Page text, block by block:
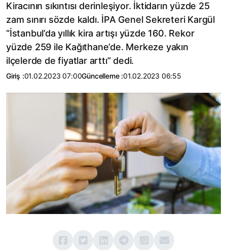
Kiracının sıkıntısı derinleşiyor. İktidarın yüzde 25
zam sınırı sözde kaldı. İPA Genel Sekreteri Kargül
“İstanbul’da yıllık kira artışı yüzde 160. Rekor
yüzde 259 ile Kağıthane’de. Merkeze yakın
ilçelerde de fiyatlar arttı” dedi.
Giriş :01.02.2023 07:00Güncelleme :01.02.2023 06:55